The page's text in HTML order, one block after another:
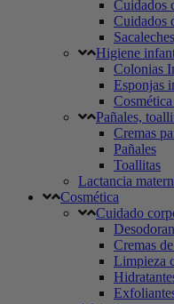
Cuidados
Cuidados
Higiene
Colonias
Esponjas
Pañales,
Cremas
Pañales
Toallitas
Lactancia
Cosmética
Cuidado
Cremas
Limpieza